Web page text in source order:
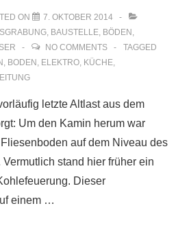
ON
7. OKTOBER 2014
, BAUSTELLE, BÖDEN ,
NO COMMENTS
TAGGED
, BODEN , ELEKTRO, KÜCHE,
letzte Altlast aus dem
Um den Kamin herum war
auf dem Niveau des
stand hier früher ein
Dieser
einem …